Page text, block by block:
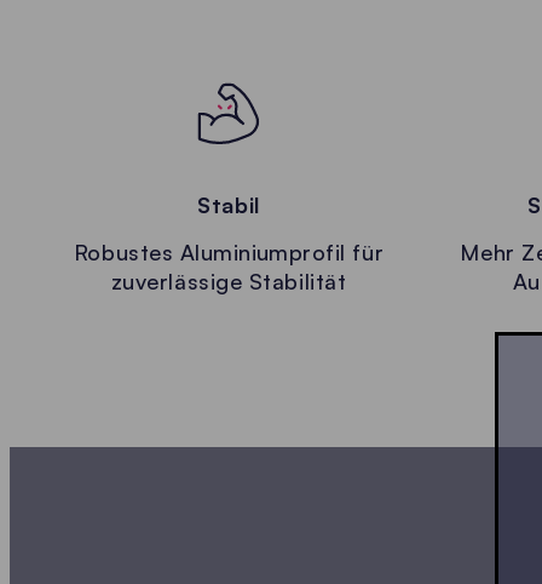
Stabil
Robustes Aluminiumprofil für
zuverlässige Stabilität
Mehr